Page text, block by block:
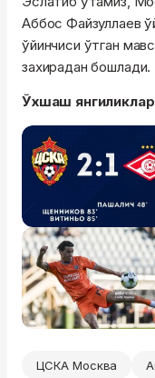
Аббос Файзуллаев
ўйинчиси ўтган
захирадан бошлади.
Ўхшаш янгиликлар
ЦСКА Москва